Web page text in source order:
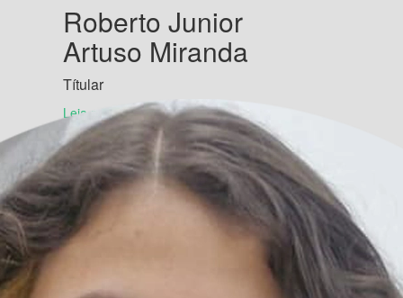
Roberto Junior
Artuso Miranda
Títular
Leia mais